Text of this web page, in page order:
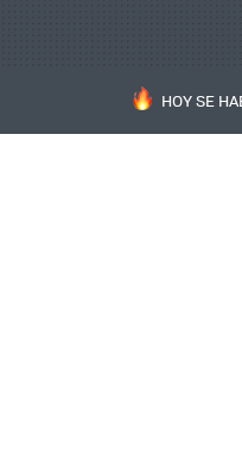
HOY SE